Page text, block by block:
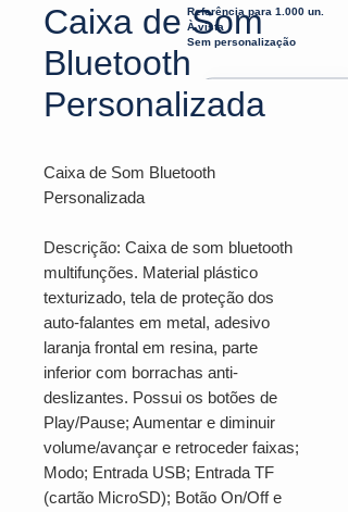
Caixa de Som
Bluetooth
Personalizada
Caixa de Som Bluetooth
Personalizada
Descrição: Caixa de som bluetooth
multifunções. Material plástico
texturizado, tela de proteção dos
auto-falantes em metal, adesivo
laranja frontal em resina, parte
inferior com borrachas anti-
deslizantes. Possui os botões de
Play/Pause; Aumentar e diminuir
volume/avançar e retroceder faixas;
Modo; Entrada USB; Entrada TF
(cartão MicroSD); Botão On/Off e
Referência para 1.000 un.
À vista
Sem personalização